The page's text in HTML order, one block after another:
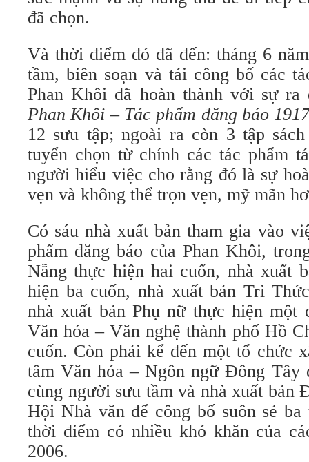
đã chọn.
Và thời điểm đó đã đến: tháng 6
tầm, biên soạn và tái công bố các
Phan Khôi đã hoàn thành với sự ra
Phan Khôi – Tác phẩm đăng báo
12 sưu tập; ngoài ra còn 3 tập
tuyển chọn từ chính các tác phẩm
người hiểu việc cho rằng đó là sự
vẹn và không thể trọn vẹn, mỹ mãn
Có sáu nhà xuất bản tham gia vào
phẩm đăng báo của Phan Khôi,
Nẵng thực hiện hai cuốn, nhà xuất
hiện ba cuốn, nhà xuất bản Tri
nhà xuất bản Phụ nữ thực hiện một
Văn hóa – Văn nghệ thành phố Hồ
cuốn. Còn phải kể đến một tổ chức
tâm Văn hóa – Ngôn ngữ Đông Tây
cùng người sưu tầm và nhà xuất bản
Hội Nhà văn để công bố suôn sẻ ba
thời điểm có nhiều khó khăn của
2006.